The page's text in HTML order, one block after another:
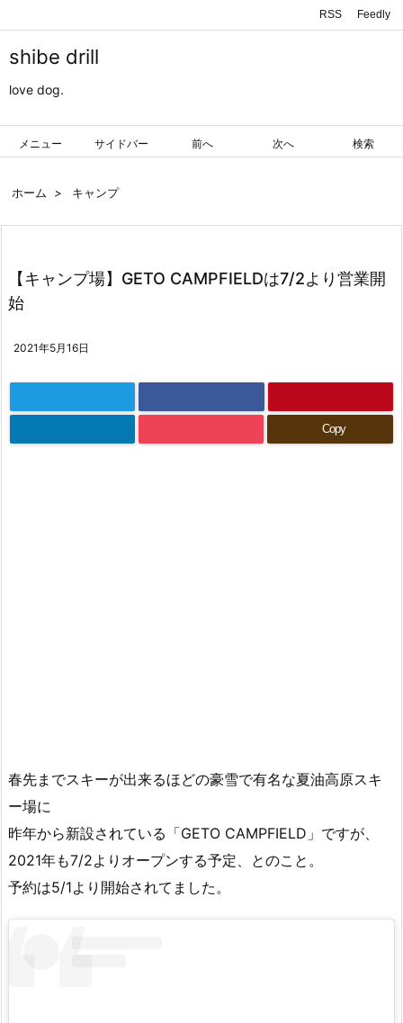
shibe drill
love dog.
メニュー サイドバー 前へ 次へ 検索
RSS Feedly
ホーム > キャンプ
【キャンプ場】GETO CAMPFIELDは7/2より営業開
始
2021年5月16日
Copy
春先までスキーが出来るほどの豪雪で有名な夏油高原スキ
ー場に
昨年から新設されている「GETO CAMPFIELD」ですが、
2021年も7/2よりオープンする予定、とのこと。
予約は5/1より開始されてました。